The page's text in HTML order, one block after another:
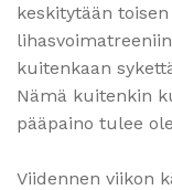
keskitytään
kuitenkaan
Nämä kuitenkin
pääpaino tulee
Viidennen viikon